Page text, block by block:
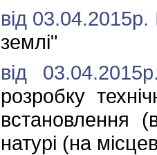
від
землі"
від
розробку
встановлення
натурі (на